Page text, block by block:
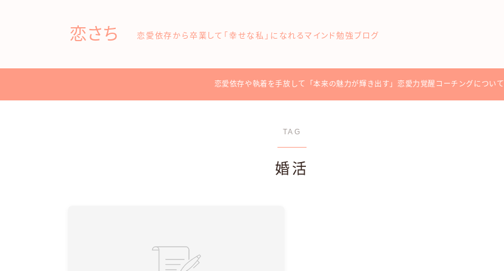
恋さち 恋愛依存から卒業して「幸せな私」になれるマインド勉強ブログ
恋愛依存や執着を手放して「本来の魅力が輝き出す」恋愛力覚醒コーチングについて
TAG
婚活